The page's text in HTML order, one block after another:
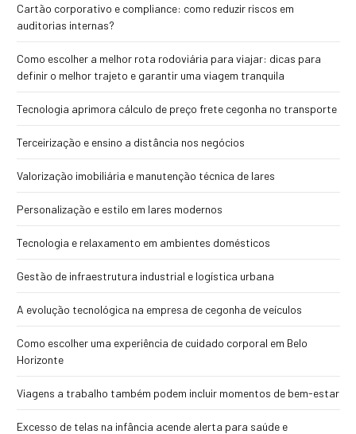
Cartão corporativo e compliance: como reduzir riscos em
auditorias internas?
Como escolher a melhor rota rodoviária para viajar: dicas para
definir o melhor trajeto e garantir uma viagem tranquila
Tecnologia aprimora cálculo de preço frete cegonha no transporte
Terceirização e ensino a distância nos negócios
Valorização imobiliária e manutenção técnica de lares
Personalização e estilo em lares modernos
Tecnologia e relaxamento em ambientes domésticos
Gestão de infraestrutura industrial e logística urbana
A evolução tecnológica na empresa de cegonha de veículos
Como escolher uma experiência de cuidado corporal em Belo
Horizonte
Viagens a trabalho também podem incluir momentos de bem-estar
Excesso de telas na infância acende alerta para saúde e